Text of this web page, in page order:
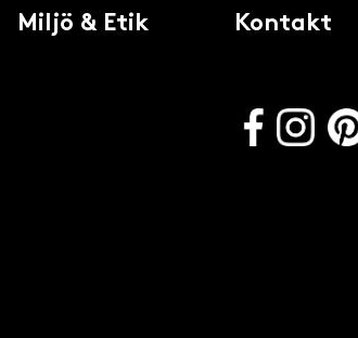
Miljö & Etik Kontakt